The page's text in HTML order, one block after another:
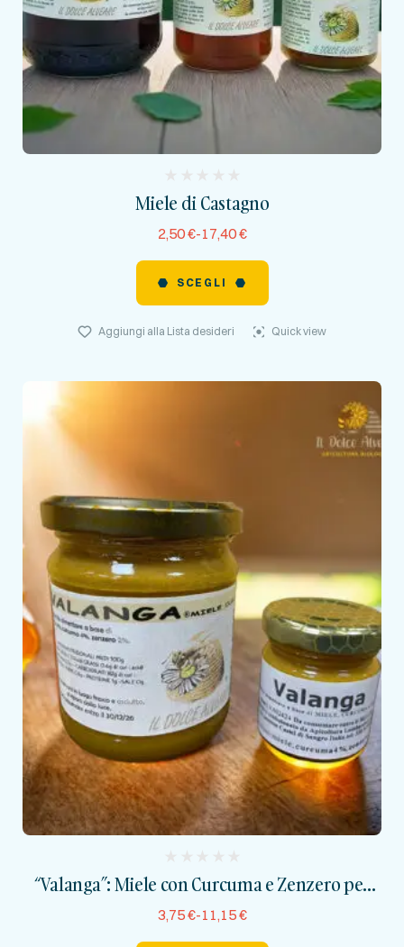
Miele di Castagno
reviews)
2,50€-17,40€
SCEGLI
Aggiungi alla Lista desideri Quick view
“Valanga”: Miele con Curcuma e Zenzero per
Benessere e Vitalità
reviews)
3,75€-11,15€